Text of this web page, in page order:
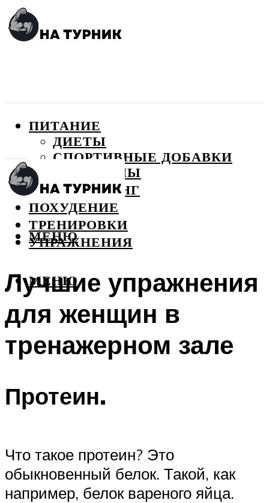
ПИТАНИЕ
ДИЕТЫ
СПОРТИВНЫЕ ДОБАВКИ
ВИТАМИНЫ
БОДИБИЛДИНГ
ПОХУДЕНИЕ
ТРЕНИРОВКИ
УПРАЖНЕНИЯ
МЕНЮ
МЕНЮ
Лучшие упражнения
для женщин в
тренажерном зале
Протеин.
Что такое протеин? Это
обыкновенный белок. Такой, как
например, белок вареного яйца.